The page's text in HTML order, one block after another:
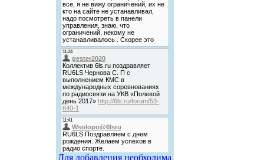
Для добавления необходима